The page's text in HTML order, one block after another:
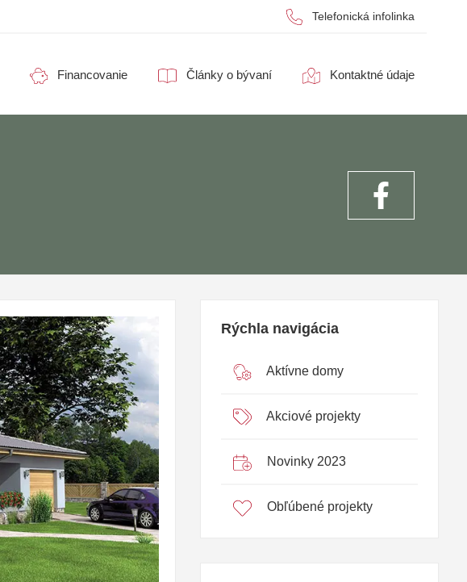
Telefonická infolinka
Financovanie Články o bývaní Kontaktné údaje
Rýchla navigácia
Aktívne domy
Akciové projekty
Novinky 2023
Obľúbené projekty